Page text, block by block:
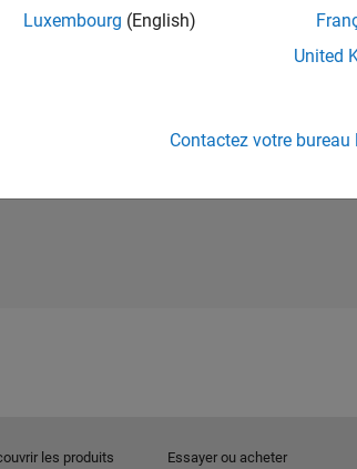
Luxembourg (English)
United
Contactez votre bureau
les produits Essayer ou acheter